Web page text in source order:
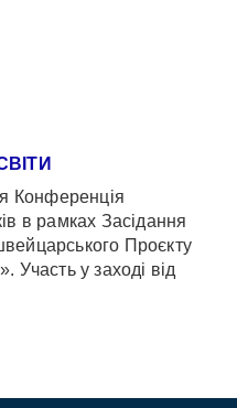
Конференція
в рамках Засідання
Проєкту
Участь у заході від